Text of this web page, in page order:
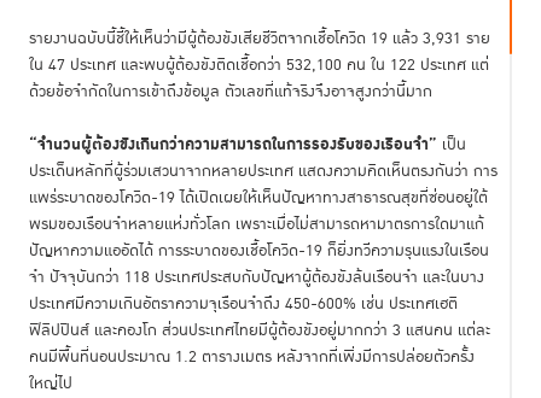
รายงานฉบับนี้ชี้ให้เห็นว่ามีผู้ต้องขังเสียชีวิตจากเชื้อโควิด 19 แล้ว 3,931 ราย
ใน 47 ประเทศ และพบผู้ต้องขังติดเชื้อกว่า 532,100 คน ใน 122 ประเทศ แต่
ด้วยข้อจำกัดในการเข้าถึงข้อมูล ตัวเลขที่แท้จริงจึงอาจสูงกว่านี้มาก
“จำนวนผู้ต้องขังเกินกว่าความสามารถในการรองรับของเรือนจำ” เป็น
ประเด็นหลักที่ผู้ร่วมเสวนาจากหลายประเทศ แสดงความคิดเห็นตรงกันว่า การ
แพร่ระบาดของโควิด-19 ได้เปิดเผยให้เห็นปัญหาทางสาธารณสุขที่ซ่อนอยู่ใต้
พรมของเรือนจำหลายแห่งทั่วโลก เพราะเมื่อไม่สามารถหามาตรการใดมาแก้
ปัญหาความแออัดได้ การระบาดของเชื้อโควิด-19 ก็ยิ่งทวีความรุนแรงในเรือน
จำ ปัจจุบันกว่า 118 ประเทศประสบกับปัญหาผู้ต้องขังล้นเรือนจำ และในบาง
ประเทศมีความเกินอัตราความจุเรือนจำถึง 450-600% เช่น ประเทศเฮติ
ฟิลิปปินส์ และคองโก ส่วนประเทศไทยมีผู้ต้องขังอยู่มากกว่า 3 แสนคน แต่ละ
คนมีพื้นที่นอนประมาณ 1.2 ตารางเมตร หลังจากที่เพิ่งมีการปล่อยตัวครั้ง
ใหญ่ไป